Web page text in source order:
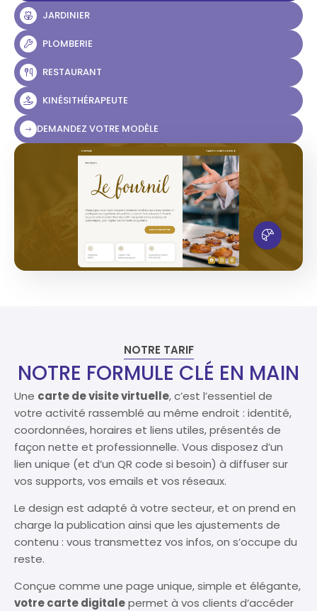
JARDINIER
PLOMBERIE
RESTAURANT
KINÉSITHÉRAPEUTE
DEMANDEZ VOTRE MODÈLE
NOTRE TARIF
NOTRE FORMULE CLÉ EN MAIN
Une carte de visite virtuelle, c’est l’essentiel de
votre activité rassemblé au même endroit : identité,
coordonnées, horaires et liens utiles, présentés de
façon nette et professionnelle. Vous disposez d’un
lien unique (et d’un QR code si besoin) à diffuser sur
vos supports, vos emails et vos réseaux.
Le design est adapté à votre secteur, et on prend en
charge la publication ainsi que les ajustements de
contenu : vous transmettez vos infos, on s’occupe du
reste.
Conçue comme une page unique, simple et élégante,
votre carte digitalepermet à vos clients d’accéder